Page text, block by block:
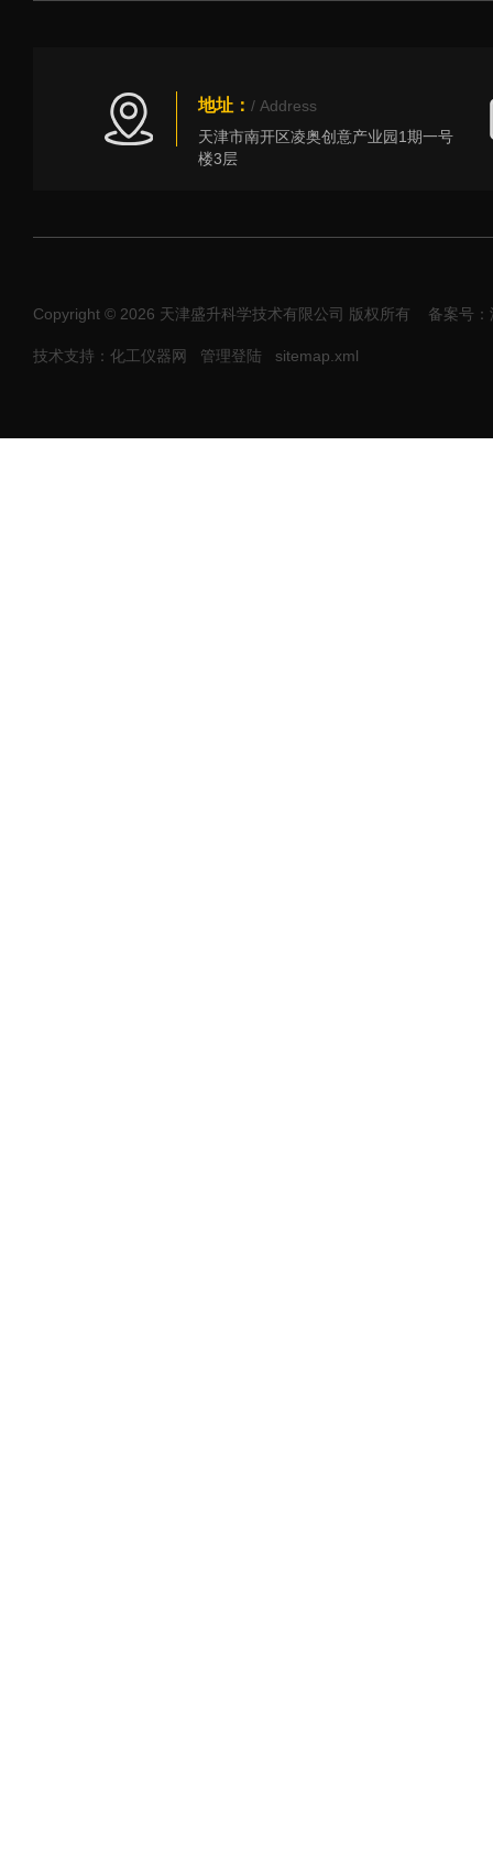
地址： / Address
天津市南开区凌奥创意产业园1期一号
楼3层
Copyright © 2026 天津盛升科学技术有限公司 版权所有 备案号
技术支持：化工仪器网 管理登陆 sitemap.xml